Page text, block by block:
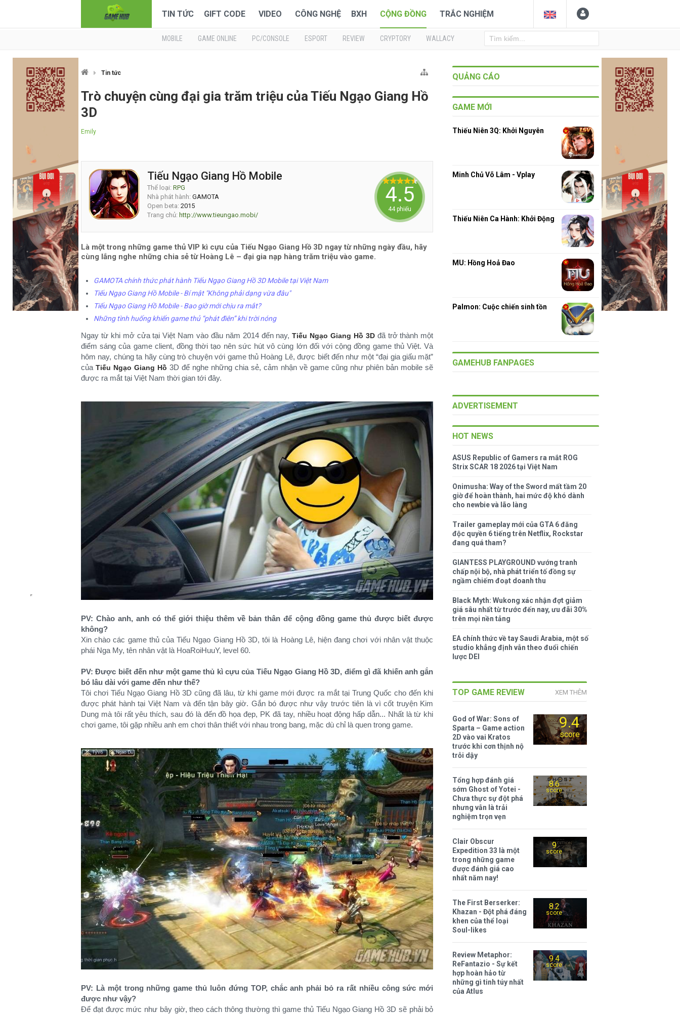
TIN TỨC GIFT CODE VIDEO CÔNG NGHỆ BXH CỘNG ĐỒNG TRẮC NGHIỆM
MOBILE GAME ONLINE PC/CONSOLE ESPORT REVIEW CRYPTORY WALLACY
Tin tức
Trò chuyện cùng đại gia trăm triệu của Tiếu Ngạo Giang Hồ
3D
Emily
Tiếu Ngạo Giang Hồ Mobile
Thể loại: RPG
Nhà phát hành: GAMOTA
Open beta: 2015
Trang chủ: http://www.tieungao.mobi/
4.5
44 phiếu
Là một trong những game thủ VIP kì cựu của Tiếu Ngạo Giang Hồ 3D ngay từ những ngày đầu, hãy
cùng lắng nghe những chia sẻ từ Hoàng Lê – đại gia nạp hàng trăm triệu vào game.
GAMOTA chính thức phát hành Tiếu Ngạo Giang Hồ 3D Mobile tại Việt Nam
Tiếu Ngạo Giang Hồ Mobile - Bí mật "Không phải dạng vừa đâu"
Tiếu Ngạo Giang Hồ Mobile - Bao giờ mới chịu ra mắt?
Những tình huống khiến game thủ “phát điên” khi trời nóng
Ngay từ khi mở cửa tại Việt Nam vào đầu năm 2014 đến nay,Tiếu Ngạo Giang Hồ 3Dđã trở thành một
điểm sáng của game client, đồng thời tạo nên sức hút vô cùng lớn đối với cộng đồng game thủ Việt. Và
hôm nay, chúng ta hãy cùng trò chuyện với game thủ Hoàng Lê, được biết đến như một “đại gia giấu mặt”
củaTiếu Ngạo Giang Hồ 3D để nghe những chia sẻ, cảm nhận về game cũng như phiên bản mobile sẽ
được ra mắt tại Việt Nam thời gian tới đây.
PV: Chào anh, anh có thể giới thiệu thêm về bản thân để cộng đồng game thủ được biết được
không?
Xin chào các game thủ của Tiếu Ngạo Giang Hồ 3D, tôi là Hoàng Lê, hiện đang chơi với nhân vật thuộc
phái Nga My, tên nhân vật là HoaRoiHuuY, level 60.
PV: Được biết đến như một game thủ kì cựu của Tiếu Ngạo Giang Hồ 3D, điểm gì đã khiến anh gắn
bó lâu dài với game đến như thế?
Tôi chơi Tiếu Ngạo Giang Hồ 3D cũng đã lâu, từ khi game mới được ra mắt tại Trung Quốc cho đến khi
được phát hành tại Việt Nam và đến tận bây giờ. Gắn bó được như vậy trước tiên là vì cốt truyện Kim
Dung mà tôi rất yêu thích, sau đó là đến đồ họa đẹp, PK đã tay, nhiều hoạt động hấp dẫn... Nhất là từ khi
chơi game, tôi gặp nhiều anh em chơi thân thiết với nhau trong bang, mặc dù chỉ là quen trong game.
PV: Là một trong những game thủ luôn đứng TOP, chắc anh phải bỏ ra rất nhiều công sức mới
được như vậy?
Để đạt được mức như bây giờ, theo cách thông thường thì game thủ Tiếu Ngạo Giang Hồ 3D sẽ phải bỏ
QUẢNG CÁO
GAME MỚI
Thiếu Niên 3Q: Khởi Nguyên
Minh Chủ Võ Lâm - Vplay
Thiếu Niên Ca Hành: Khởi Động
MU: Hồng Hoả Đao
Palmon: Cuộc chiến sinh tồn
GAMEHUB FANPAGES
ADVERTISEMENT
HOT NEWS
ASUS Republic of Gamers ra mắt ROG
Strix SCAR 18 2026 tại Việt Nam
Onimusha: Way of the Sword mất tầm 20
giờ để hoàn thành, hai mức độ khó dành
cho newbie và lão làng
Trailer gameplay mới của GTA 6 đăng
độc quyền 6 tiếng trên Netflix, Rockstar
đang quá tham?
GIANTESS PLAYGROUND vướng tranh
chấp nội bộ, nhà phát triển tố đồng sự
ngầm chiếm đoạt doanh thu
Black Myth: Wukong xác nhận đợt giảm
giá sâu nhất từ trước đến nay, ưu đãi 30%
trên mọi nền tảng
EA chính thức về tay Saudi Arabia, một số
studio khẳng định vẫn theo đuổi chiến
lược DEI
TOP GAME REVIEW XEM THÊM
9.4
score
God of War: Sons of
Sparta – Game action
2D vào vai Kratos
trước khi cơn thịnh nộ
trỗi dậy
8.6
score
Tổng hợp đánh giá
sớm Ghost of Yotei -
Chưa thực sự đột phá
nhưng vẫn là trải
nghiệm trọn vẹn
9
score
Clair Obscur
Expedition 33 là một
trong những game
được đánh giá cao
nhất năm nay!
8.2
score
The First Berserker:
Khazan - Đột phá đáng
khen của thể loại
Soul-likes
9.4
score
Review Metaphor:
ReFantazio - Sự kết
hợp hoàn hảo từ
những gì tinh túy nhất
của Atlus